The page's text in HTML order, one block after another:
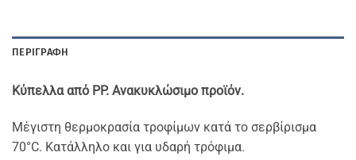
ΠΕΡΙΓΡΑΦΉ
Κύπελλα από PP. Ανακυκλώσιμο προϊόν.
Μέγιστη θερμοκρασία τροφίμων κατά το σερβίρισμα
70°C. Κατάλληλο και για υδαρή τρόφιμα.